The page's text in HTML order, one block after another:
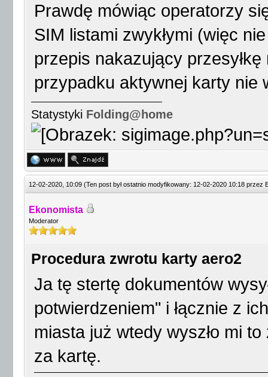
Prawdę mówiąc operatorzy
SIM listami zwykłymi (więc
przepis nakazujący
przypadku aktywnej karty nie
Statystyki Folding@home
12-02-2020, 10:09 (Ten post był ostatnio modyfikowany: 12-02-2020 10:18 przez
Ekonomista
Moderator
Procedura zwrotu karty aero2
Ja tę stertę dokumentów
potwierdzeniem" i łącznie z
miasta już wtedy wyszło mi
za kartę.